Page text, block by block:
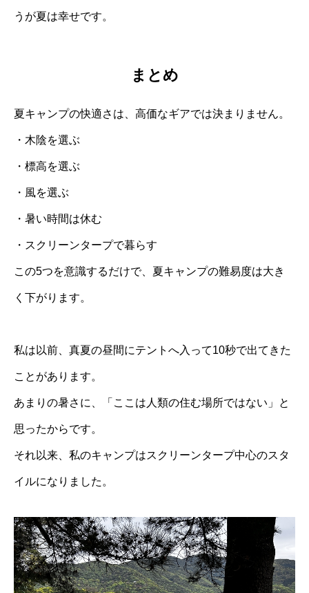
うが夏は幸せです。
まとめ
夏キャンプの快適さは、高価なギアでは決まりません。
・木陰を選ぶ
・標高を選ぶ
・風を選ぶ
・暑い時間は休む
・スクリーンタープで暮らす
この5つを意識するだけで、夏キャンプの難易度は大き
く下がります。
私は以前、真夏の昼間にテントへ入って10秒で出てきた
ことがあります。
あまりの暑さに、「ここは人類の住む場所ではない」と
思ったからです。
それ以来、私のキャンプはスクリーンタープ中心のスタ
イルになりました。